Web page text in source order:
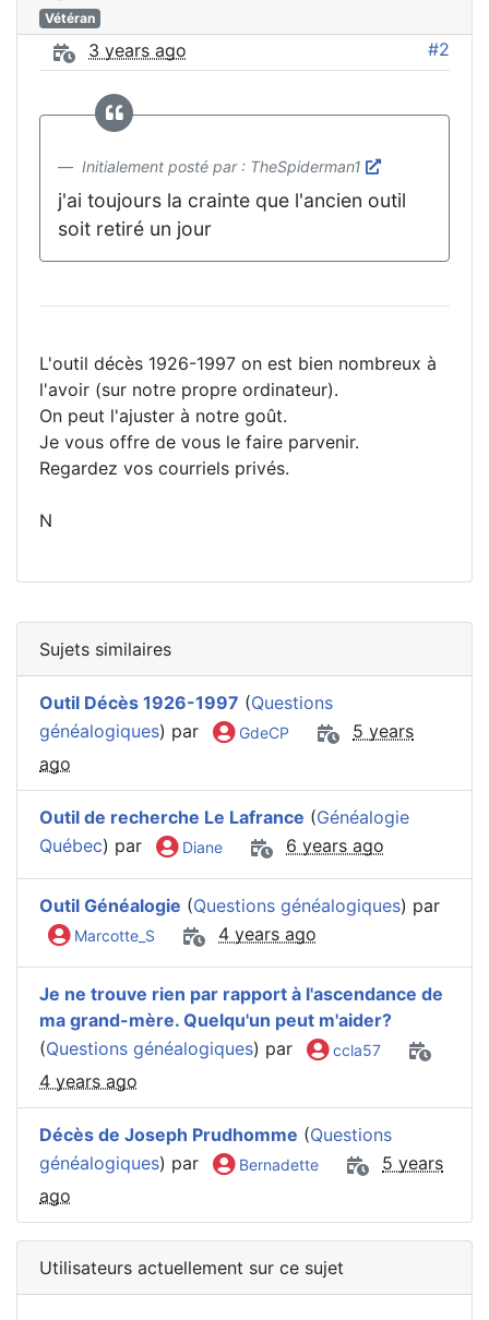
Vétéran
3 years ago #2
Initialement posté par : TheSpiderman1
j'ai toujours la crainte que l'ancien outil
soit retiré un jour
L'outil décès 1926-1997 on est bien nombreux à
l'avoir (sur notre propre ordinateur).
On peut l'ajuster à notre goût.
Je vous offre de vous le faire parvenir.
Regardez vos courriels privés.
N
Sujets similaires
Outil Décès 1926-1997 (Questions
généalogiques) par GdeCP
5 years
ago
Outil de recherche Le Lafrance (Généalogie
Québec) par Diane 6 years ago
Outil Généalogie (Questions généalogiques) par
Marcotte_S 4 years ago
Je ne trouve rien par rapport à l'ascendance de
ma grand-mère. Quelqu'un peut m'aider?
(Questions généalogiques) par ccla57
4 years ago
Décès de Joseph Prudhomme (Questions
généalogiques) par Bernadette
5 years
ago
Utilisateurs actuellement sur ce sujet